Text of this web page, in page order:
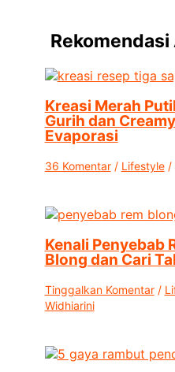
Kreasi Merah
Gurih dan
Evaporasi
36 Komentar / Lifestyle/
Kenali Penyebab
Blong dan Cari
Tinggalkan Komentar /
Widhiarini